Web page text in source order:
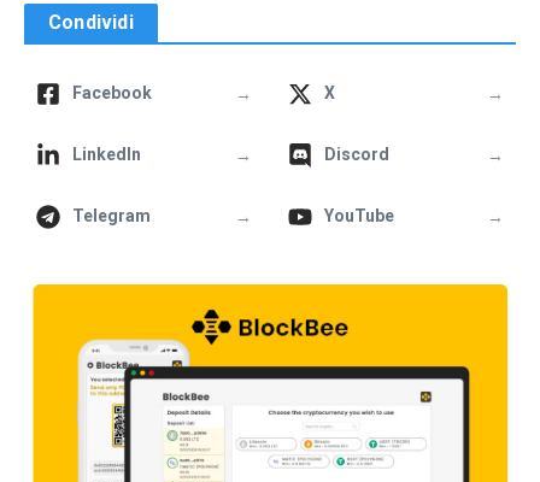
Condividi
Facebook → X →
LinkedIn → Discord →
Telegram → YouTube →